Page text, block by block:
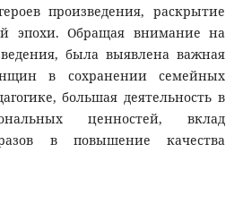
произведения, раскрытие
эпохи. Обращая внимание на
была выявлена важная
в сохранении семейных
большая деятельность в
ценностей, вклад
в повышение качества